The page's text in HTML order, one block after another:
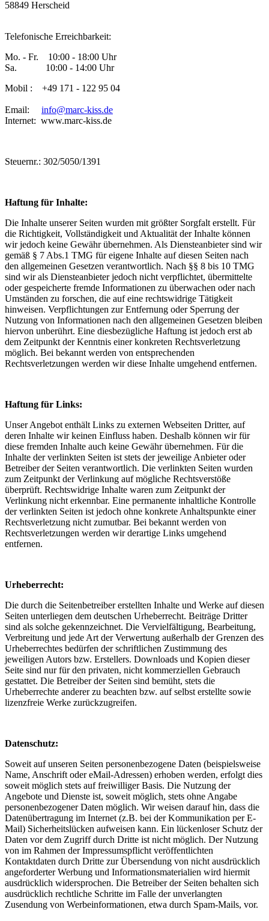
58849 Herscheid
Telefonische Erreichbarkeit:
Mo. - Fr. 10:00 - 18:00 Uhr
Sa. 10:00 - 14:00 Uhr
Mobil : +49 171 - 122 95 04
Email: info@marc-kiss.de
Internet: www.marc-kiss.de
Steuernr.: 302/5050/1391
Haftung für Inhalte:
Die Inhalte unserer Seiten wurden mit größter Sorgfalt erstellt. Für
die Richtigkeit, Vollständigkeit und Aktualität der Inhalte können
wir jedoch keine Gewähr übernehmen. Als Diensteanbieter sind wir
gemäß § 7 Abs.1 TMG für eigene Inhalte auf diesen Seiten nach
den allgemeinen Gesetzen verantwortlich. Nach §§ 8 bis 10 TMG
sind wir als Diensteanbieter jedoch nicht verpflichtet, übermittelte
oder gespeicherte fremde Informationen zu überwachen oder nach
Umständen zu forschen, die auf eine rechtswidrige Tätigkeit
hinweisen. Verpflichtungen zur Entfernung oder Sperrung der
Nutzung von Informationen nach den allgemeinen Gesetzen bleiben
hiervon unberührt. Eine diesbezügliche Haftung ist jedoch erst ab
dem Zeitpunkt der Kenntnis einer konkreten Rechtsverletzung
möglich. Bei bekannt werden von entsprechenden
Rechtsverletzungen werden wir diese Inhalte umgehend entfernen.
Haftung für Links:
Unser Angebot enthält Links zu externen Webseiten Dritter, auf
deren Inhalte wir keinen Einfluss haben. Deshalb können wir für
diese fremden Inhalte auch keine Gewähr übernehmen. Für die
Inhalte der verlinkten Seiten ist stets der jeweilige Anbieter oder
Betreiber der Seiten verantwortlich. Die verlinkten Seiten wurden
zum Zeitpunkt der Verlinkung auf mögliche Rechtsverstöße
überprüft. Rechtswidrige Inhalte waren zum Zeitpunkt der
Verlinkung nicht erkennbar. Eine permanente inhaltliche Kontrolle
der verlinkten Seiten ist jedoch ohne konkrete Anhaltspunkte einer
Rechtsverletzung nicht zumutbar. Bei bekannt werden von
Rechtsverletzungen werden wir derartige Links umgehend
entfernen.
Urheberrecht:
Die durch die Seitenbetreiber erstellten Inhalte und Werke auf diesen
Seiten unterliegen dem deutschen Urheberrecht. Beiträge Dritter
sind als solche gekennzeichnet. Die Vervielfältigung, Bearbeitung,
Verbreitung und jede Art der Verwertung außerhalb der Grenzen des
Urheberrechtes bedürfen der schriftlichen Zustimmung des
jeweiligen Autors bzw. Erstellers. Downloads und Kopien dieser
Seite sind nur für den privaten, nicht kommerziellen Gebrauch
gestattet. Die Betreiber der Seiten sind bemüht, stets die
Urheberrechte anderer zu beachten bzw. auf selbst erstellte sowie
lizenzfreie Werke zurückzugreifen.
Datenschutz:
Soweit auf unseren Seiten personenbezogene Daten (beispielsweise
Name, Anschrift oder eMail-Adressen) erhoben werden, erfolgt dies
soweit möglich stets auf freiwilliger Basis. Die Nutzung der
Angebote und Dienste ist, soweit möglich, stets ohne Angabe
personenbezogener Daten möglich. Wir weisen darauf hin, dass die
Datenübertragung im Internet (z.B. bei der Kommunikation per E-
Mail) Sicherheitslücken aufweisen kann. Ein lückenloser Schutz der
Daten vor dem Zugriff durch Dritte ist nicht möglich. Der Nutzung
von im Rahmen der Impressumspflicht veröffentlichten
Kontaktdaten durch Dritte zur Übersendung von nicht ausdrücklich
angeforderter Werbung und Informationsmaterialien wird hiermit
ausdrücklich widersprochen. Die Betreiber der Seiten behalten sich
ausdrücklich rechtliche Schritte im Falle der unverlangten
Zusendung von Werbeinformationen, etwa durch Spam-Mails, vor.